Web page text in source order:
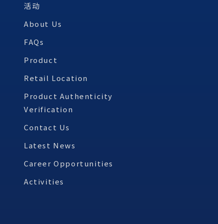
活动
About Us
FAQs
Product
Retail Location
Product Authenticity
Verification
Contact Us
Latest News
Career Opportunities
Activities